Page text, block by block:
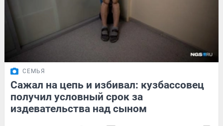
СЕМЬЯ
Сажал на цепь и избивал: кузбассовец
получил условный срок за
издевательства над сыном